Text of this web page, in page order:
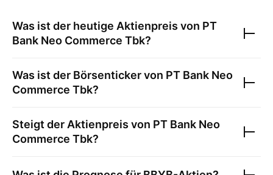
Was ist der heutige Aktienpreis von PT
Bank Neo Commerce Tbk?
Was ist der Börsenticker von PT Bank Neo
Commerce Tbk?
Steigt der Aktienpreis von PT Bank Neo
Commerce Tbk?